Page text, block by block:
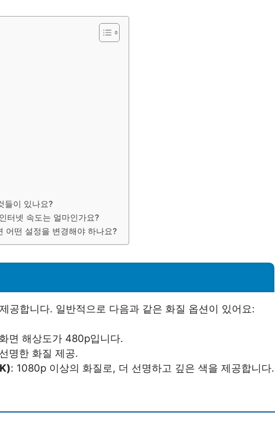
들이 있나요?
터넷 속도는 얼마인가요?
어떤 설정을 변경해야 하나요?
공합니다. 일반적으로 다음과 같은 화질 옵션이 있어요:
면 해상도가 480p입니다.
명한 화질 제공.
: 1080p 이상의 화질로, 더 선명하고 깊은 색을 제공합니다.